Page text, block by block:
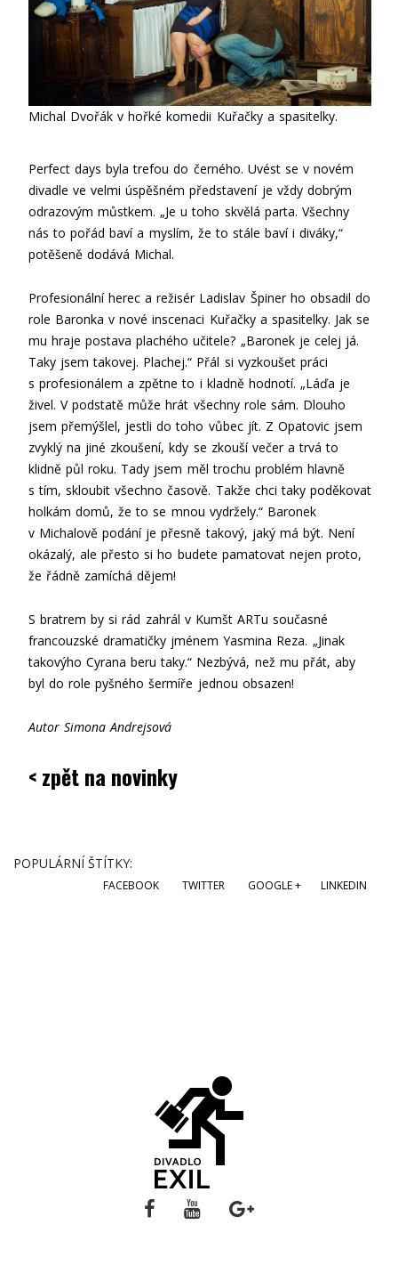
Michal Dvořák v hořké komedii Kuřačky a spasitelky.
Perfect days byla trefou do černého. Uvést se v novém
divadle ve velmi úspěšném představení je vždy dobrým
odrazovým můstkem. „Je u toho skvělá parta. Všechny
nás to pořád baví a myslím, že to stále baví i diváky,“
potěšeně dodává Michal.
Profesionální herec a režisér Ladislav Špiner ho obsadil do
role Baronka v nové inscenaci Kuřačky a spasitelky. Jak se
mu hraje postava plachého učitele? „Baronek je celej já.
Taky jsem takovej. Plachej.“ Přál si vyzkoušet práci
s profesionálem a zpětne to i kladně hodnotí. „Láďa je
živel. V podstatě může hrát všechny role sám. Dlouho
jsem přemýšlel, jestli do toho vůbec jít. Z Opatovic jsem
zvyklý na jiné zkoušení, kdy se zkouší večer a trvá to
klidně půl roku. Tady jsem měl trochu problém hlavně
s tím, skloubit všechno časově. Takže chci taky poděkovat
holkám domů, že to se mnou vydržely.“ Baronek
v Michalově podání je přesně takový, jaký má být. Není
okázalý, ale přesto si ho budete pamatovat nejen proto,
že řádně zamíchá dějem!
S bratrem by si rád zahrál v Kumšt ARTu současné
francouzské dramatičky jménem Yasmina Reza. „Jinak
takovýho Cyrana beru taky.“ Nezbývá, než mu přát, aby
byl do role pyšného šermíře jednou obsazen!
Autor Simona Andrejsová
< zpět na novinky
POPULÁRNÍ ŠTÍTKY:
FACEBOOK TWITTER GOOGLE + LINKEDIN